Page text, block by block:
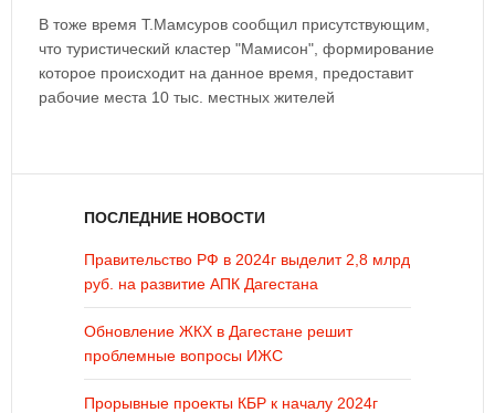
В тоже время Т.Мамсуров сообщил присутствующим,
что туристический кластер "Мамисон", формирование
которое происходит на данное время, предоставит
рабочие места 10 тыс. местных жителей
ПОСЛЕДНИЕ НОВОСТИ
Правительство РФ в 2024г выделит 2,8 млрд
руб. на развитие АПК Дагестана
Обновление ЖКХ в Дагестане решит
проблемные вопросы ИЖС
Прорывные проекты КБР к началу 2024г